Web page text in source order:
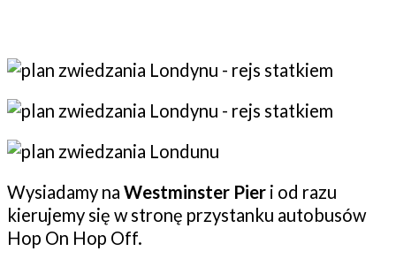
Wysiadamy na Westminster Pier i od razu
kierujemy się w stronę przystanku autobusów
Hop On Hop Off.